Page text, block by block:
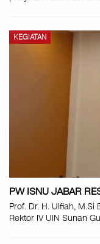
KEGIATAN
PW ISNU JABAR
Prof. Dr. H. Ulfiah,
Rektor IV UIN Sunan